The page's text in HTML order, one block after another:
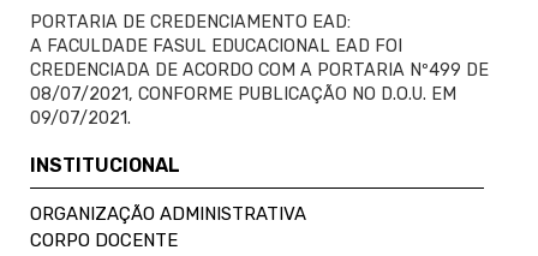
PORTARIA DE CREDENCIAMENTO EAD:
A FACULDADE FASUL EDUCACIONAL EAD FOI
CREDENCIADA DE ACORDO COM A PORTARIA Nº499 DE
08/07/2021, CONFORME PUBLICAÇÃO NO D.O.U. EM
09/07/2021.
INSTITUCIONAL
ORGANIZAÇÃO ADMINISTRATIVA
CORPO DOCENTE